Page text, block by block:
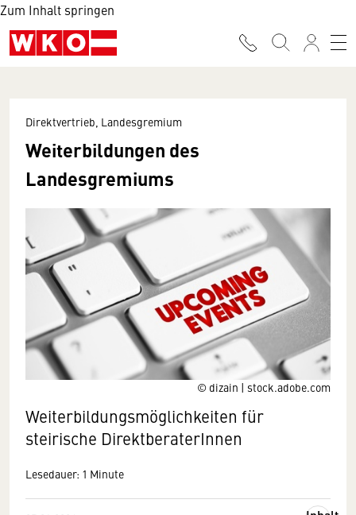
Zum Inhalt springen
© dizain | stock.adobe.com
Direktvertrieb, Landesgremium
Weiterbildungen des
Landesgremiums
Weiterbildungsmöglichkeiten für
steirische DirektberaterInnen
Lesedauer: 1 Minute